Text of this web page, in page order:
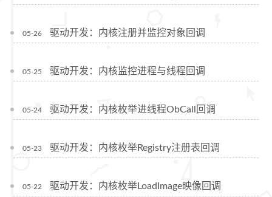
05-26 驱动开发：内核注册并监控对象回调
05-25 驱动开发：内核监控进程与线程回调
05-24 驱动开发：内核枚举进线程ObCall回调
05-23 驱动开发：内核枚举Registry注册表回调
05-22 驱动开发：内核枚举LoadImage映像回调